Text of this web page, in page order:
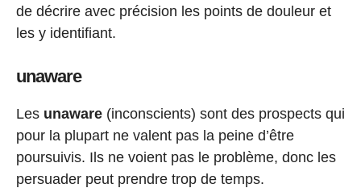
de décrire avec précision les points de douleur et
les y identifiant.
unaware
Les unaware (inconscients) sont des prospects qui
pour la plupart ne valent pas la peine d’être
poursuivis. Ils ne voient pas le problème, donc les
persuader peut prendre trop de temps.